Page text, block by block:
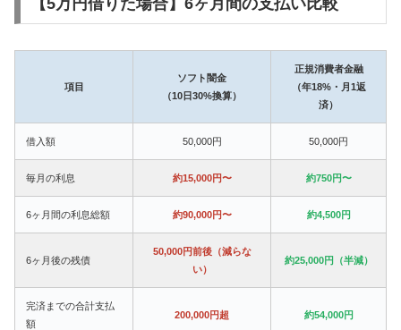
【5万円借りた場合】6ヶ月間の支払い比較
項目
ソフト闇金
（10日30%換算）
正規消費者金融
（年18%・月1返
済）
借入額 50,000円 50,000円
毎月の利息 約15,000円〜 約750円〜
6ヶ月間の利息総額 約90,000円〜 約4,500円
6ヶ月後の残債
50,000円前後（減らな
い）
約25,000円（半減）
完済までの合計支払
額
200,000円超 約54,000円